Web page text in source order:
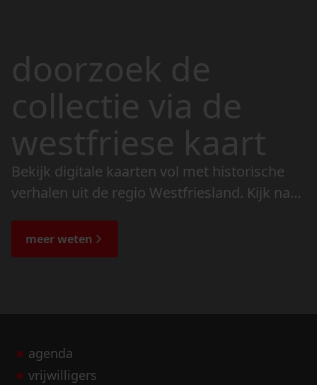
doorzoek de
collectie via de
westfriese kaart
Bekijk digitale kaarten vol met historische
verhalen uit de regio Westfriesland. Kijk naar
de bijzondere verhalen.
meer weten
agenda
vrijwilligers